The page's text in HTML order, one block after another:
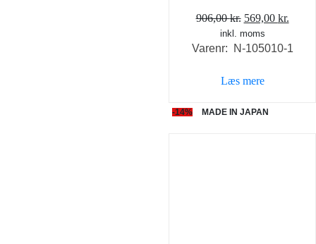
906,00kr. Den
oprindelige
pris
906,00 kr..
569,00 kr.
pris
inkl. moms
Varenr: N-105010-1
Læs mere
-14% MADE IN JAPAN